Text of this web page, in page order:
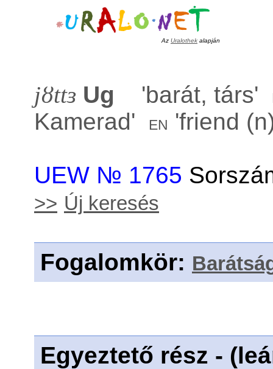
Az Uralothek alapján
jȣttɜ Ug 'barát, társ'
Kamerad' en 'friend
UEW № 1765
>> Új keresés
Fogalomkör:
Egyeztető rész -